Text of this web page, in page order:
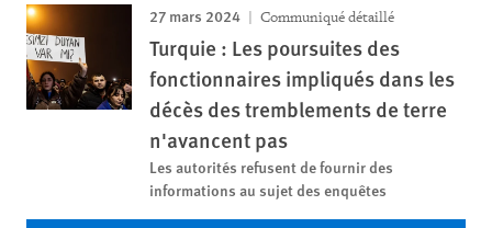
27 mars 2024 Communiqué détaillé
Turquie : Les poursuites des
fonctionnaires impliqués dans les
décès des tremblements de terre
n'avancent pas
Les autorités refusent de fournir des
informations au sujet des enquêtes